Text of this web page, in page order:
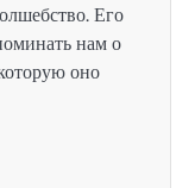
Его
нам о
оно